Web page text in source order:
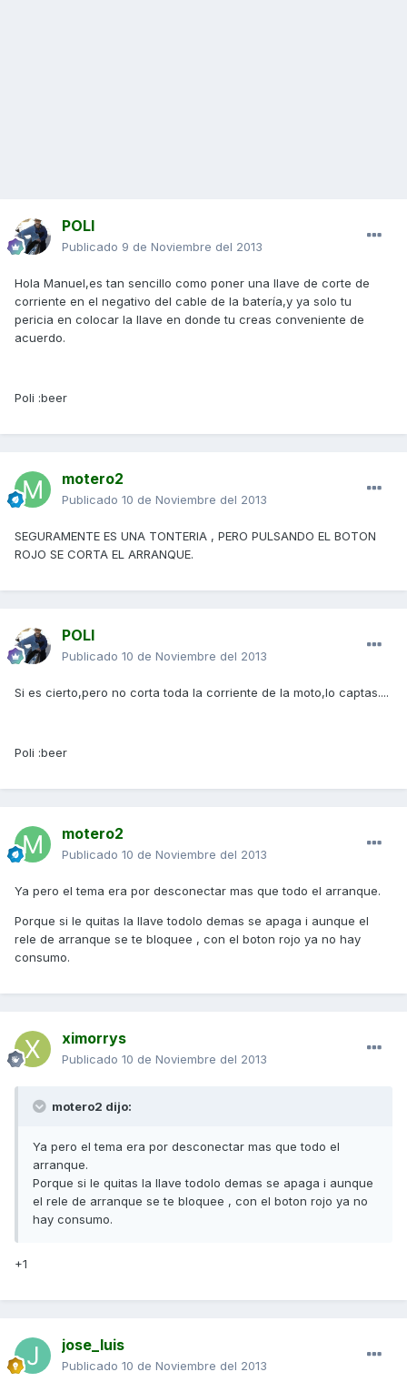
POLI
Publicado 9 de Noviembre del 2013
Hola Manuel,es tan sencillo como poner una llave de corte de
corriente en el negativo del cable de la batería,y ya solo tu
pericia en colocar la llave en donde tu creas conveniente de
acuerdo.
Poli :beer
motero2
Publicado 10 de Noviembre del 2013
SEGURAMENTE ES UNA TONTERIA , PERO PULSANDO EL BOTON
ROJO SE CORTA EL ARRANQUE.
POLI
Publicado 10 de Noviembre del 2013
Si es cierto,pero no corta toda la corriente de la moto,lo captas....
Poli :beer
motero2
Publicado 10 de Noviembre del 2013
Ya pero el tema era por desconectar mas que todo el arranque.
Porque si le quitas la llave todolo demas se apaga i aunque el
rele de arranque se te bloquee , con el boton rojo ya no hay
consumo.
ximorrys
Publicado 10 de Noviembre del 2013
motero2 dijo:
Ya pero el tema era por desconectar mas que todo el
arranque.
Porque si le quitas la llave todolo demas se apaga i aunque
el rele de arranque se te bloquee , con el boton rojo ya no
hay consumo.
+1
jose_luis
Publicado 10 de Noviembre del 2013